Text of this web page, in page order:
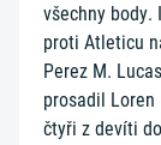
všechny
proti Atleticu
Perez M.
prosadil
čtyři z devíti